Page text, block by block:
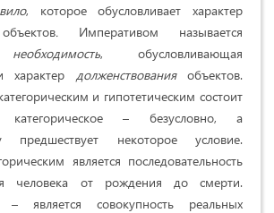
, которое обусловливает характер
объектов. Императивом называется
, обусловливающая
характер долженствованияобъектов.
и гипотетическим состоит
– безусловно, а
предшествует некоторое условие.
является последовательность
человека от рождения до смерти.
– является совокупность реальных